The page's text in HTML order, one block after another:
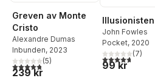
Greven av Monte
Cristo
Alexandre Dumas
Inbunden, 2023
4,8utav 5 stjärnor. Totalt antal röster:
(5)
239 kr
Illusionisten
John Fowles
Pocket, 2020
4,7utav 5(7)
99 kr